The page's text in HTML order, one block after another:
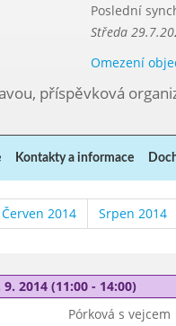
Poslední
Středa
Omezení
příspěvková
Kontakty a informace
Červen 2014 Srpen 2014
2014 (11:00 - 14:00)
Pórková s vejcem